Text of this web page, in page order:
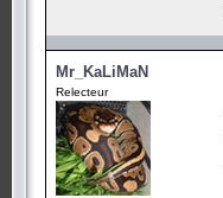
Mr_KaLiMaN
Relecteur